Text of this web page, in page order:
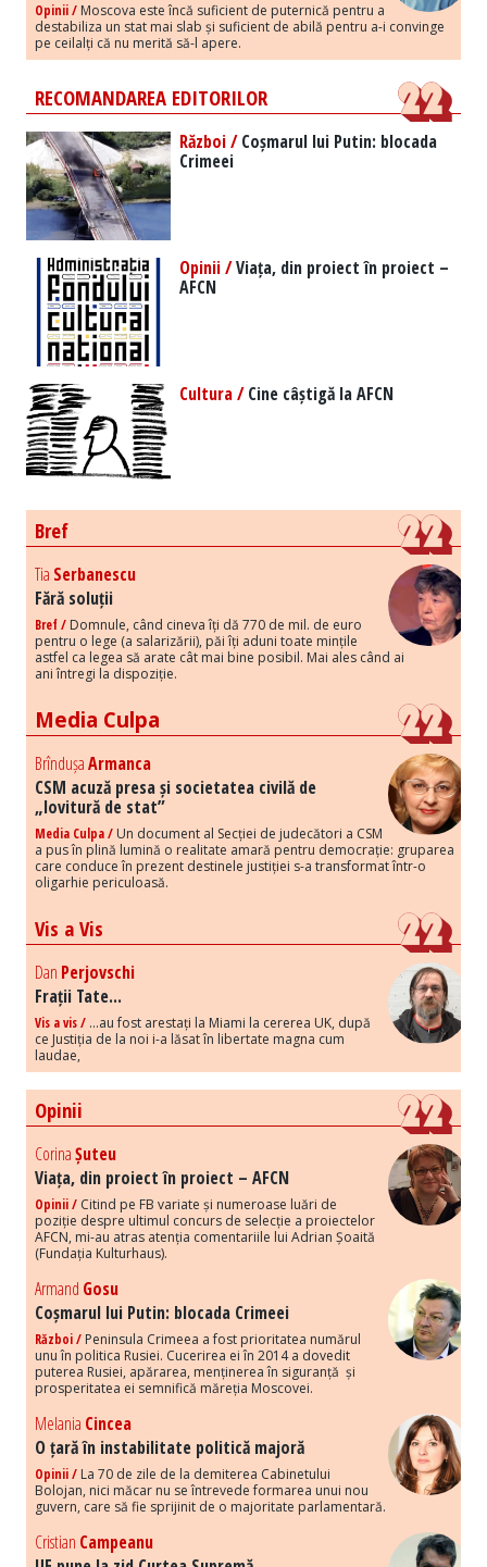
Opinii / Moscova este încă suficient de puternică pentru a
destabiliza un stat mai slab și suficient de abilă pentru a-i convinge
pe ceilalți că nu merită să-l apere.
RECOMANDAREA EDITORILOR
Război /Coșmarul lui Putin: blocada
Crimeei
Opinii /Viața, din proiect în proiect –
AFCN
Cultura /Cine câștigă la AFCN
Bref
Tia Serbanescu
Fără soluții
Bref / Domnule, când cineva îți dă 770 de mil. de euro
pentru o lege (a salarizării), păi îți aduni toate mințile
astfel ca legea să arate cât mai bine posibil. Mai ales când ai
ani întregi la dispoziție.
Media Culpa
BrîndușaArmanca
CSM acuză presa și societatea civilă de
„lovitură de stat”
Media Culpa / Un document al Secției de judecători a CSM
a pus în plină lumină o realitate amară pentru democrație: gruparea
care conduce în prezent destinele justiției s-a transformat într-o
oligarhie periculoasă.
Vis a Vis
Dan Perjovschi
Frații Tate...
Vis a vis / ...au fost arestați la Miami la cererea UK, după
ce Justiția de la noi i-a lăsat în libertate magna cum
laudae,
Opinii
CorinaȘuteu
Viața, din proiect în proiect – AFCN
Opinii / Citind pe FB variate și numeroase luări de
poziție despre ultimul concurs de selecție a proiectelor
AFCN, mi-au atras atenția comentariile lui Adrian Șoaită
(Fundația Kulturhaus).
Armand Gosu
Coșmarul lui Putin: blocada Crimeei
Război / Peninsula Crimeea a fost prioritatea numărul
unu în politica Rusiei. Cucerirea ei în 2014 a dovedit
puterea Rusiei, apărarea, menținerea în siguranță și
prosperitatea ei semnifică măreția Moscovei.
Melania Cincea
O țară în instabilitate politică majoră
Opinii / La 70 de zile de la demiterea Cabinetului
Bolojan, nici măcar nu se întrevede formarea unui nou
guvern, care să fie sprijinit de o majoritate parlamentară.
Cristian Campeanu